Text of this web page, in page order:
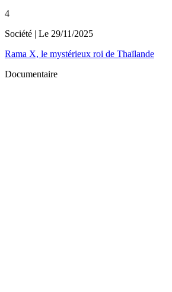
4
Société | Le 29/11/2025
Rama X, le mystérieux roi de Thaïlande
Documentaire